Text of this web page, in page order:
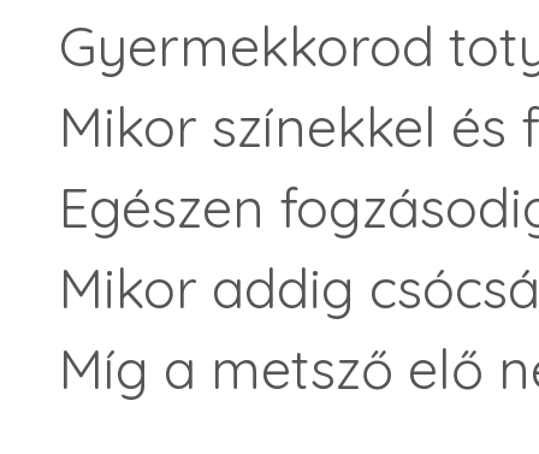
Gyermekkorod
Mikor színekkel
Egészen
Mikor addig
Míg a metsző elő